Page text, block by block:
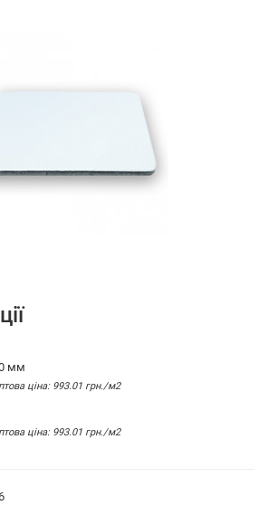
мм
цiна: 993.01 грн./м2
цiна: 993.01 грн./м2